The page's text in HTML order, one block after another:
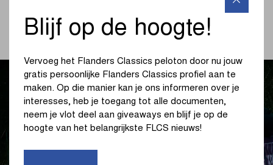
(lees verder onder de foto)
Blijf op de hoogte!
Vervoeg het Flanders Classics peloton door nu jouw
gratis persoonlijke Flanders Classics profiel aan te
maken. Op die manier kan je ons informeren over je
interesses, heb je toegang tot alle documenten,
neem je vlot deel aan giveaways en blijf je op de
hoogte van het belangrijkste FLCS nieuws!